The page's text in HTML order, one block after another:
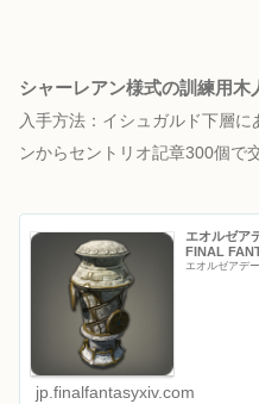
シャーレアン様式の訓練用木
入手方法：イシュガルド下層
ンからセントリオ記章300個で
エオルゼア
FINAL
エオルゼアデ
jp.finalfantasyxiv.com